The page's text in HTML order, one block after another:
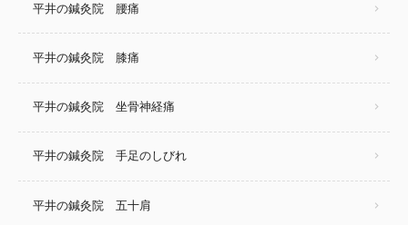
平井の鍼灸院 腰痛
平井の鍼灸院 膝痛
平井の鍼灸院 坐骨神経痛
平井の鍼灸院 手足のしびれ
平井の鍼灸院 五十肩